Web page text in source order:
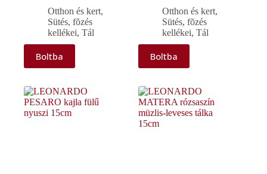
Otthon és kert,
Sütés, fõzés
kellékei, Tál
Boltba
Otthon és kert,
Sütés, fõzés
kellékei,Tál
Boltba